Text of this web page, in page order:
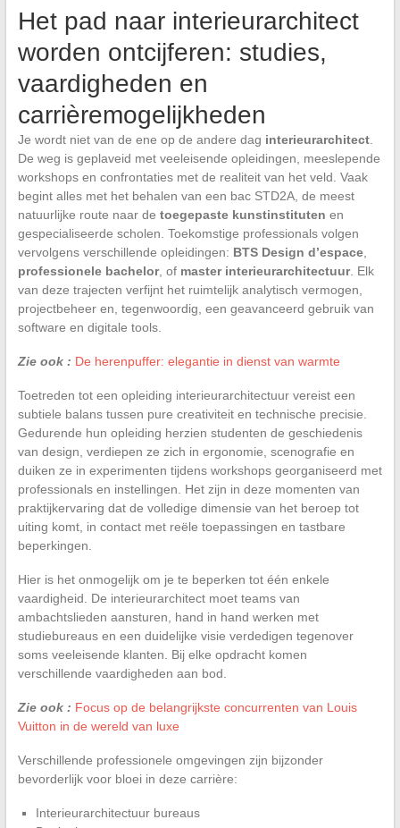
Het pad naar interieurarchitect
worden ontcijferen: studies,
vaardigheden en
carrièremogelijkheden
Je wordt niet van de ene op de andere dag interieurarchitect.
De weg is geplaveid met veeleisende opleidingen, meeslepende
workshops en confrontaties met de realiteit van het veld. Vaak
begint alles met het behalen van een bac STD2A, de meest
natuurlijke route naar de toegepaste kunstinstituten en
gespecialiseerde scholen. Toekomstige professionals volgen
vervolgens verschillende opleidingen: BTS Design d’espace,
professionele bachelor, of master interieurarchitectuur. Elk
van deze trajecten verfijnt het ruimtelijk analytisch vermogen,
projectbeheer en, tegenwoordig, een geavanceerd gebruik van
software en digitale tools.
Zie ook : De herenpuffer: elegantie in dienst van warmte
Toetreden tot een opleiding interieurarchitectuur vereist een
subtiele balans tussen pure creativiteit en technische precisie.
Gedurende hun opleiding herzien studenten de geschiedenis
van design, verdiepen ze zich in ergonomie, scenografie en
duiken ze in experimenten tijdens workshops georganiseerd met
professionals en instellingen. Het zijn in deze momenten van
praktijkervaring dat de volledige dimensie van het beroep tot
uiting komt, in contact met reële toepassingen en tastbare
beperkingen.
Hier is het onmogelijk om je te beperken tot één enkele
vaardigheid. De interieurarchitect moet teams van
ambachtslieden aansturen, hand in hand werken met
studiebureaus en een duidelijke visie verdedigen tegenover
soms veeleisende klanten. Bij elke opdracht komen
verschillende vaardigheden aan bod.
Zie ook : Focus op de belangrijkste concurrenten van Louis
Vuitton in de wereld van luxe
Verschillende professionele omgevingen zijn bijzonder
bevorderlijk voor bloei in deze carrière:
Interieurarchitectuur bureaus